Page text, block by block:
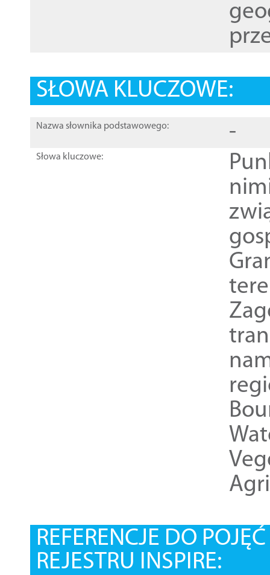
SŁOWA KLUCZOWE:
Nazwa słownika podstawowego: -
Słowa kluczowe:
REFERENCJE DO
REJESTRU INSPIRE: